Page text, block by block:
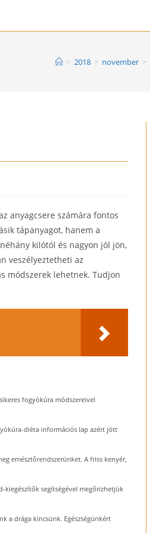
> 2018 > november >
anyagcsere számára fontos
tápanyagot, hanem a
kilótól és nagyon jól jön,
veszélyeztetheti az
módszerek lehetnek. Tudjon
fogyókúra módszereivel
diéta információs lap azért jött
emésztőrendszerünket. A friss kenyér,
kiegészítők segítségével megőrizhetjük
a drága kincsünk. Egészségünkért